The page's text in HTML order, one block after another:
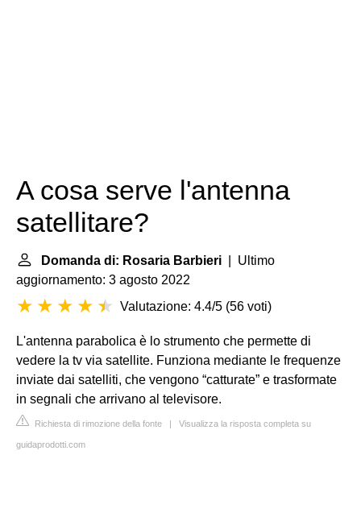
A cosa serve l'antenna
satellitare?
Domanda di: Rosaria Barbieri | Ultimo
aggiornamento: 3 agosto 2022
Valutazione: 4.4/5 (56 voti)
L'antenna parabolica è lo strumento che permette di
vedere la tv via satellite. Funziona mediante le frequenze
inviate dai satelliti, che vengono “catturate” e trasformate
in segnali che arrivano al televisore.
Richiesta di rimozione della fonte | Visualizza la risposta completa su
guidaprodotti.com